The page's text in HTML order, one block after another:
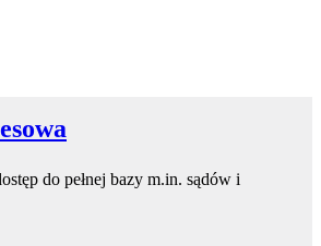
do pełnej bazy m.in. sądów i